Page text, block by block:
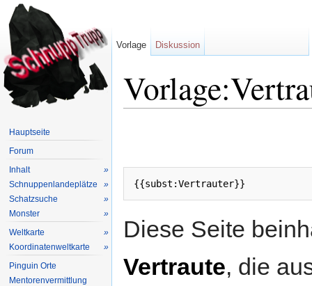
Diese Seite
Vertraute, die
Vorlage Diskussion
Hauptseite
Forum
Inhalt
»
Schnuppenlandeplätze
»
Schatzsuche
»
Monster
»
Weltkarte
»
Koordinatenweltkarte
»
Pinguin Orte
Mentorenvermittlung